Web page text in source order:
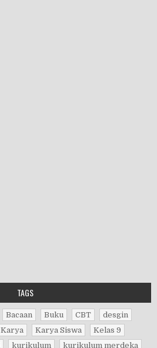
TAGS
Bacaan Buku CBT
desgin
Karya Karya Siswa
Kelas 9
kurikulum
kurikulum merdeka